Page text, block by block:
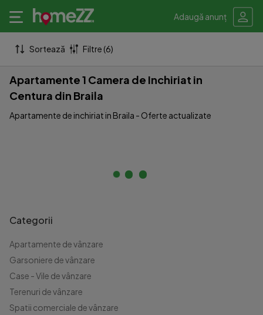
Adaugă anunț
Sortează Filtre (6)
Apartamente 1 Camera de Inchiriat in
Centura din Braila
Apartamente de inchiriat in Braila - Oferte actualizate
Categorii
Apartamente de vânzare
Garsoniere de vânzare
Case - Vile de vânzare
Terenuri de vânzare
Spatii comerciale de vânzare